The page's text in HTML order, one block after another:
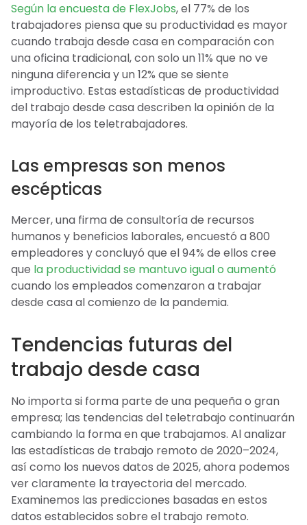
Según la encuesta de FlexJobs, el 77% de los
trabajadores piensa que su productividad es mayor
cuando trabaja desde casa en comparación con
una oficina tradicional, con solo un 11% que no ve
ninguna diferencia y un 12% que se siente
improductivo. Estas estadísticas de productividad
del trabajo desde casa describen la opinión de la
mayoría de los teletrabajadores.
Las empresas son menos
escépticas
Mercer, una firma de consultoría de recursos
humanos y beneficios laborales, encuestó a 800
empleadores y concluyó que el 94% de ellos cree
que la productividad se mantuvo igual o aumentó
cuando los empleados comenzaron a trabajar
desde casa al comienzo de la pandemia.
Tendencias futuras del
trabajo desde casa
No importa si forma parte de una pequeña o gran
empresa; las tendencias del teletrabajo continuarán
cambiando la forma en que trabajamos. Al analizar
las estadísticas de trabajo remoto de 2020–2024,
así como los nuevos datos de 2025, ahora podemos
ver claramente la trayectoria del mercado.
Examinemos las predicciones basadas en estos
datos establecidos sobre el trabajo remoto.